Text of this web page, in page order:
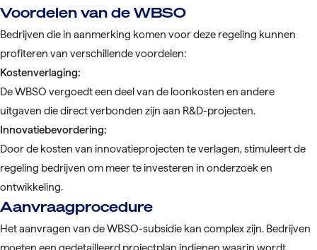
Voordelen van de WBSO
Bedrijven die in aanmerking komen voor deze regeling kunnen
profiteren van verschillende voordelen:
Kostenverlaging:
De WBSO vergoedt een deel van de loonkosten en andere
uitgaven die direct verbonden zijn aan R&D-projecten.
Innovatiebevordering:
Door de kosten van innovatieprojecten te verlagen, stimuleert de
regeling bedrijven om meer te investeren in onderzoek en
ontwikkeling.
Aanvraagprocedure
Het aanvragen van de WBSO-subsidie kan complex zijn. Bedrijven